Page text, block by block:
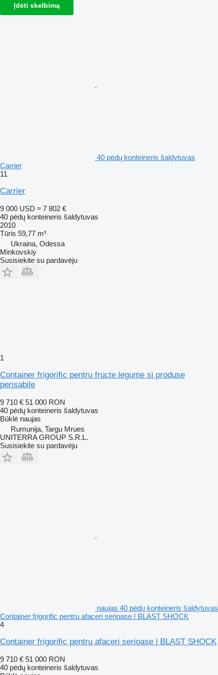
Įdėti skelbimą
40 pėdų konteineris šaldytuvas
Carrier
11
Carrier
9 000 USD ≈ 7 802 €
40 pėdų konteineris šaldytuvas
2010
Tūris 59,77 m³
Ukraina, Odessa
Minkovskiy
Susisiekite su pardavėju
1
Container frigorific pentru fructe legume si produse
perisabile
9 710 € 51 000 RON
40 pėdų konteineris šaldytuvas
Būklė naujas
Rumunija, Targu Mrues
UNITERRA GROUP S.R.L.
Susisiekite su pardavėju
naujas 40 pėdų konteineris šaldytuvas
Container frigorific pentru afaceri serioase | BLAST SHOCK
4
Container frigorific pentru afaceri serioase | BLAST SHOCK
9 710 € 51 000 RON
40 pėdų konteineris šaldytuvas